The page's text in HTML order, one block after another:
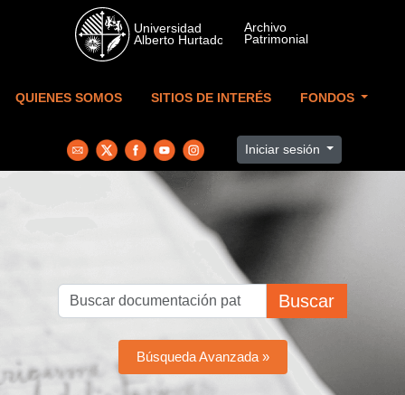
Skip to main content
QUIENES SOMOS SITIOS DE INTERÉS FONDOS
Iniciar sesión
Buscar
Búsqueda Avanzada »